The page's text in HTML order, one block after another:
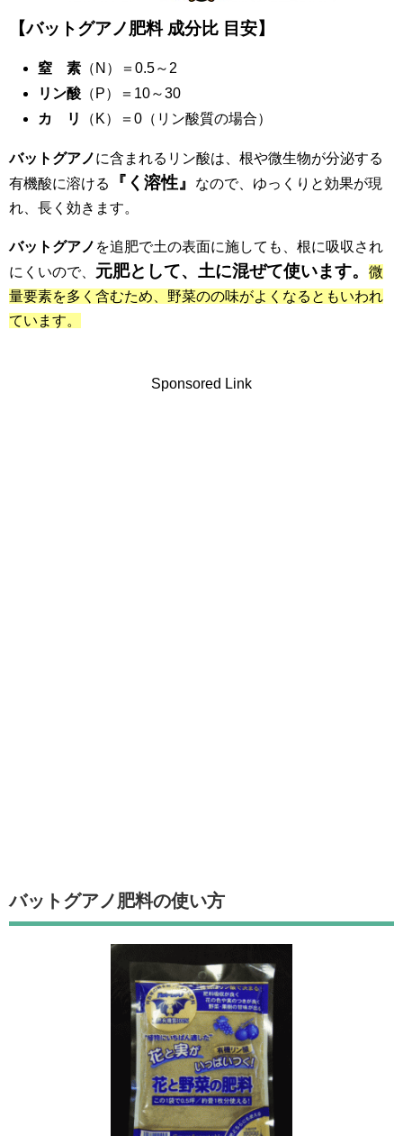
【バットグアノ肥料 成分比 目安】
窒 素 （N）＝0.5～2
リン酸 （P）＝10～30
カ リ
（K）＝0（リン酸質の場合）
バットグアノに含まれるリン酸は、根や微生物が分泌する
有機酸に溶ける
『く溶性』
なので、ゆっくりと効果が現
れ、長く効きます。
バットグアノ を追肥で土の表面に施しても、根に吸収され
にくいので、 元肥として、土に混ぜて使います。
微
量要素を多く含むため、野菜のの味がよくなるともいわれ
ています。
Sponsored Link
バットグアノ肥料の使い方